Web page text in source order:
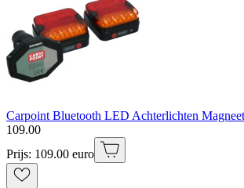
Carpoint Bluetooth LED Achterlichten
109.00
Prijs: 109.00 euro